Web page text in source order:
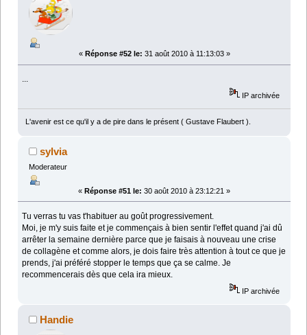
« Réponse #52 le: 31 août 2010 à 11:13:03 »
...
IP archivée
L'avenir est ce qu'il y a de pire dans le présent ( Gustave Flaubert ).
sylvia
Moderateur
« Réponse #51 le: 30 août 2010 à 23:12:21 »
Tu verras tu vas t'habituer au goût progressivement.
Moi, je m'y suis faite et je commençais à bien sentir l'effet quand j'ai dû
arrêter la semaine dernière parce que je faisais à nouveau une crise
de collagène et comme alors, je dois faire très attention à tout ce que je
prends, j'ai préféré stopper le temps que ça se calme. Je
recommencerais dès que cela ira mieux.
IP archivée
Handie